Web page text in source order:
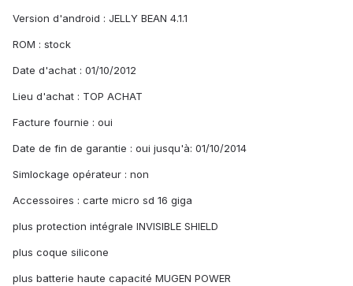
Version d'android : JELLY BEAN 4.1.1
ROM : stock
Date d'achat : 01/10/2012
Lieu d'achat : TOP ACHAT
Facture fournie : oui
Date de fin de garantie : oui jusqu'à: 01/10/2014
Simlockage opérateur : non
Accessoires : carte micro sd 16 giga
plus protection intégrale INVISIBLE SHIELD
plus coque silicone
plus batterie haute capacité MUGEN POWER